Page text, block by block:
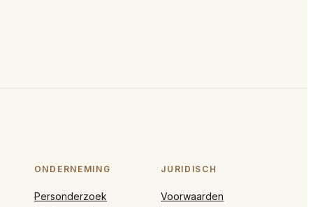
ONDERNEMING
Personderzoek
JURIDISCH
Voorwaarden